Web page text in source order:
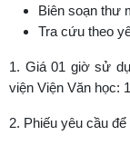
Biên soạn thư
Tra cứu theo
1. Giá 01 giờ sử
viện Viện Văn học:
2. Phiếu yêu cầu